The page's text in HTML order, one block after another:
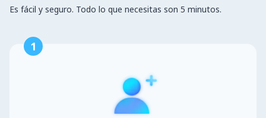
Es fácil y seguro. Todo lo que necesitas son 5 minutos.
1